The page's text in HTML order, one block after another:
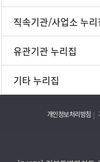
직속기관/사업소 누리
유관기관 누리집
기타 누리집
개인정보처리방침